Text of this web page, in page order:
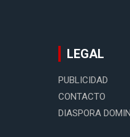
LEGAL
PUBLICIDAD
CONTACTO
DIASPORA